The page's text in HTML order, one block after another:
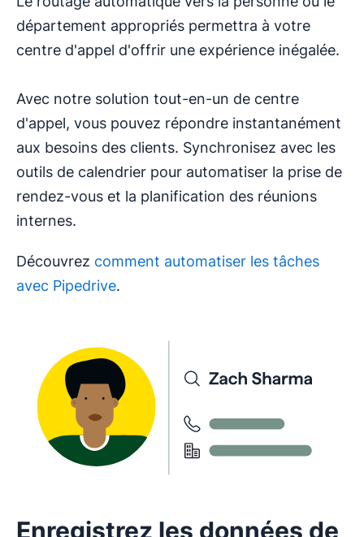
département appropriés permettra à votre
centre d'appel d'offrir une expérience inégalée.
Avec notre solution tout-en-un de centre
d'appel, vous pouvez répondre instantanément
aux besoins des clients. Synchronisez avec les
outils de calendrier pour automatiser la prise de
rendez-vous et la planification des réunions
internes.
Découvrez comment automatiser les tâches
avec Pipedrive.
Enregistrez les données de